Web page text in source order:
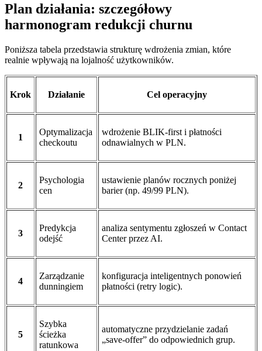
Plan działania: szczegółowy
harmonogram redukcji churnu
Poniższa tabela przedstawia strukturę wdrożenia zmian, które
realnie wpływają na lojalność użytkowników.
Krok Działanie Cel operacyjny
1
Optymalizacja
checkoutu
wdrożenie BLIK-first i płatności
odnawialnych w PLN.
2
Psychologia
cen
ustawienie planów rocznych poniżej
barier (np. 49/99 PLN).
3
Predykcja
odejść
analiza sentymentu zgłoszeń w Contact
Center przez AI.
4
Zarządzanie
dunningiem
konfiguracja inteligentnych ponowień
płatności (retry logic).
5
Szybka
ścieżka
ratunkowa
automatyczne przydzielanie zadań
„save-offer” do odpowiednich grup.